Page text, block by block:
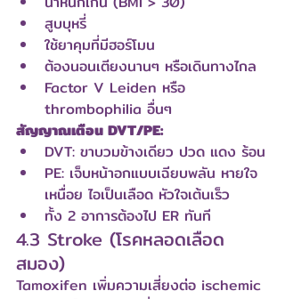
สูบบุหรี่
ใช้ยาคุมที่มีฮอร์โมน
ต้องนอนเตียงนานๆ หรือเดินทางไกล
Factor V Leiden หรือ
thrombophilia อื่นๆ
สัญญาณเตือน DVT/PE:
DVT: ขาบวมข้างเดียว ปวด แดง ร้อน
PE: เจ็บหน้าอกแบบเฉียบพลัน หายใจ
เหนื่อย ไอเป็นเลือด หัวใจเต้นเร็ว
ทั้ง 2 อาการต้องไป ER ทันที
4.3 Stroke (โรคหลอดเลือด
สมอง)
Tamoxifen เพิ่มความเสี่ยงต่อ ischemic